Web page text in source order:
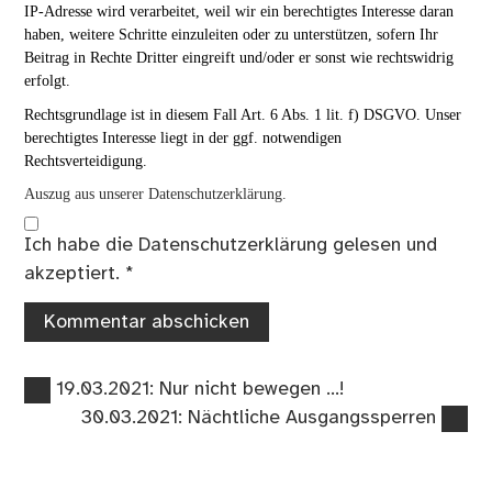
IP-Adresse wird verarbeitet, weil wir ein berechtigtes Interesse daran
haben, weitere Schritte einzuleiten oder zu unterstützen, sofern Ihr
Beitrag in Rechte Dritter eingreift und/oder er sonst wie rechtswidrig
erfolgt.
Rechtsgrundlage ist in diesem Fall Art. 6 Abs. 1 lit. f) DSGVO. Unser
berechtigtes Interesse liegt in der ggf. notwendigen
Rechtsverteidigung.
Auszug aus unserer Datenschutzerklärung.
Ich habe die Datenschutzerklärung gelesen und
akzeptiert. *
Beitragsnavigation
Vorheriger
Beitrag:
19.03.2021: Nur nicht bewegen …!
Nächster
30.03.2021: Nächtliche Ausgangssperren